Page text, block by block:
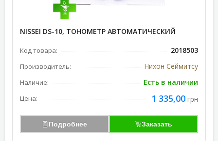
NISSEI DS-10, ТОНОМЕТР АВТОМАТИЧЕСКИЙ
Код товара: 2018503
Производитель: Нихон Сеймитсу
Наличие: Есть в наличии
Цена: 1 335,00 грн
Подробнее Заказать